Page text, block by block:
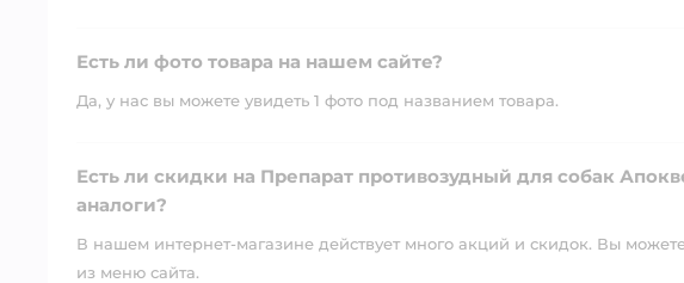
Есть ли фото товара на нашем сайте?
Да, у нас вы можете увидеть 1 фото под названием товара.
Есть ли скидки на Препарат противозудный для собак
аналоги?
В нашем интернет-магазине действует много акций и скидок. Вы
из меню сайта.